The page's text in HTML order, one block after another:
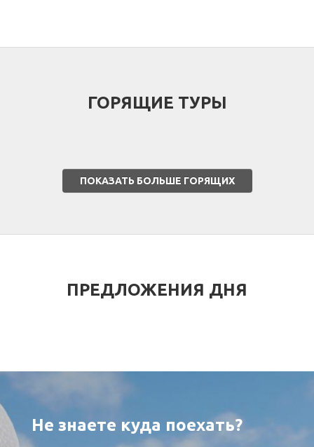
ГОРЯЩИЕ ТУРЫ
ПОКАЗАТЬ БОЛЬШЕ ГОРЯЩИХ
ПРЕДЛОЖЕНИЯ ДНЯ
Не знаете куда поехать?